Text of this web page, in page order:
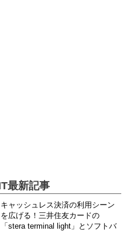
最新記事
キャッシュレス決済の利用シーン
を広げる！三井住友カードの
「stera terminal light」とソフトバ